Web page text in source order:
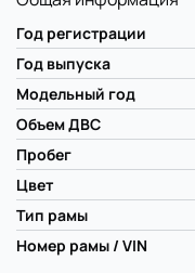
Год регистрации
Год выпуска
Модельный год
Объем ДВС
Пробег
Цвет
Тип рамы
Номер рамы / VIN